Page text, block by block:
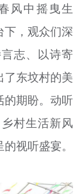
风中摇曳生
下，观众们深
志、以诗寄
了东坟村的美
的期盼。动听
村生活新风
视听盛宴。